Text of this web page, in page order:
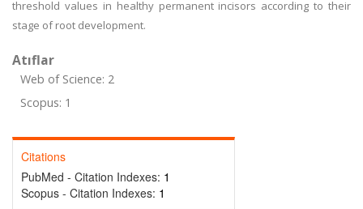
threshold values in healthy permanent incisors according to their
stage of root development.
Atıflar
Web of Science: 2
Scopus: 1
Citations
PubMed - Citation Indexes: 1
Scopus - Citation Indexes: 1